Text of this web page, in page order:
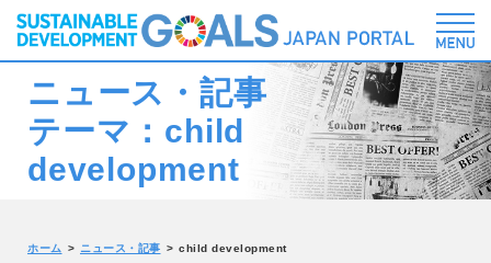
ニュース・記事
テーマ：child
development
ホーム ニュース・記事 child development